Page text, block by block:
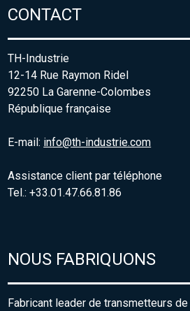
CONTACT
TH-Industrie
12-14 Rue Raymon Ridel
92250 La Garenne-Colombes
République française
E-mail: info@th-industrie.com
Assistance client par téléphone
Tel.: +33.01.47.66.81.86
NOUS FABRIQUONS
Fabricant leader de transmetteurs